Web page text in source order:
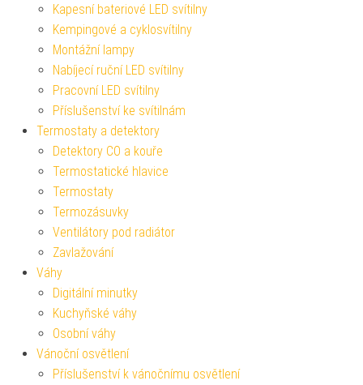
Kapesní bateriové LED svítilny
Kempingové a cyklosvítilny
Montážní lampy
Nabíjecí ruční LED svítilny
Pracovní LED svítilny
Příslušenství ke svítilnám
Termostaty a detektory
Detektory CO a kouře
Termostatické hlavice
Termostaty
Termozásuvky
Ventilátory pod radiátor
Zavlažování
Váhy
Digitální minutky
Kuchyňské váhy
Osobní váhy
Vánoční osvětlení
Příslušenství k vánočnímu osvětlení